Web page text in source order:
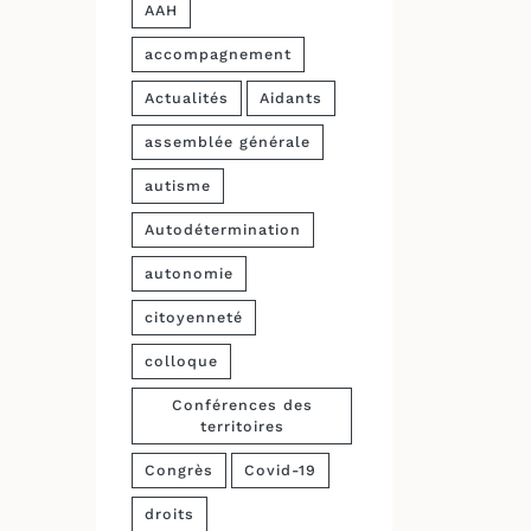
AAH
accompagnement
Actualités Aidants
assemblée générale
autisme
Autodétermination
autonomie
citoyenneté
colloque
Conférences des
territoires
Congrès Covid-19
droits